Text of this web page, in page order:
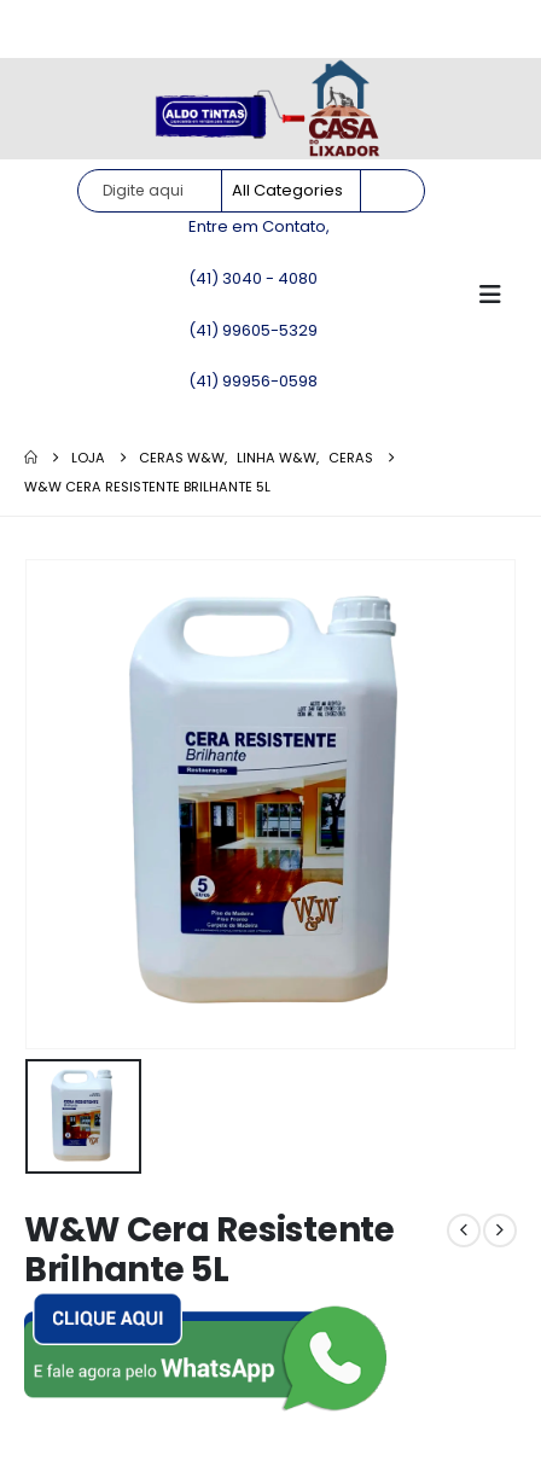
Entre em Contato,
(41) 3040 - 4080
(41) 99605-5329
(41) 99956-0598
LOJA CERAS W&W, LINHA W&W, CERAS
W&W CERA RESISTENTE BRILHANTE 5L
W&W Cera Resistente
Brilhante 5L